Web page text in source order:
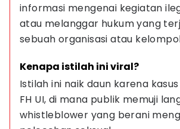
informasi mengenai kegiatan
atau melanggar hukum yang
sebuah organisasi atau
Kenapa istilah ini viral?
Istilah ini naik daun karena
FH UI, di mana publik memuji
whistleblower yang berani